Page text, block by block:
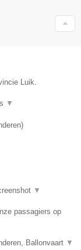
Luik.
▼
)
▼
passagiers op
Ballonvaart ▼